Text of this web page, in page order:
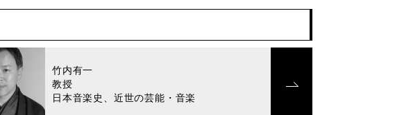
竹内有一
教授
日本音楽史、近世の芸能・音楽